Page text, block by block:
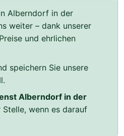
Alberndorf in der
weiter – dank unserer
und ehrlichen
speichern Sie unsere
Alberndorf in der
Stelle, wenn es darauf